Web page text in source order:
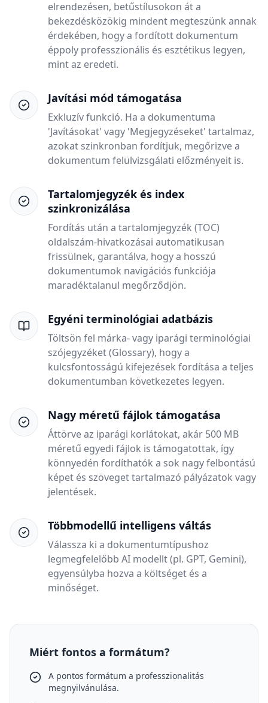
elrendezésen, betűstílusokon át a
bekezdésközökig mindent megteszünk annak
érdekében, hogy a fordított dokumentum
éppoly professzionális és esztétikus legyen,
mint az eredeti.
Javítási mód támogatása
Exkluzív funkció. Ha a dokumentuma
'Javításokat' vagy 'Megjegyzéseket' tartalmaz,
azokat szinkronban fordítjuk, megőrizve a
dokumentum felülvizsgálati előzményeit is.
Tartalomjegyzék és index
szinkronizálása
Fordítás után a tartalomjegyzék (TOC)
oldalszám-hivatkozásai automatikusan
frissülnek, garantálva, hogy a hosszú
dokumentumok navigációs funkciója
maradéktalanul megőrződjön.
Egyéni terminológiai adatbázis
Töltsön fel márka- vagy iparági terminológiai
szójegyzéket (Glossary), hogy a
kulcsfontosságú kifejezések fordítása a teljes
dokumentumban következetes legyen.
Nagy méretű fájlok támogatása
Áttörve az iparági korlátokat, akár 500 MB
méretű egyedi fájlok is támogatottak, így
könnyedén fordíthatók a sok nagy felbontású
képet és szöveget tartalmazó pályázatok vagy
jelentések.
Többmodellű intelligens váltás
Válassza ki a dokumentumtípushoz
legmegfelelőbb AI modellt (pl. GPT, Gemini),
egyensúlyba hozva a költséget és a
minőséget.
Miért fontos a formátum?
A pontos formátum a professzionalitás
megnyilvánulása.